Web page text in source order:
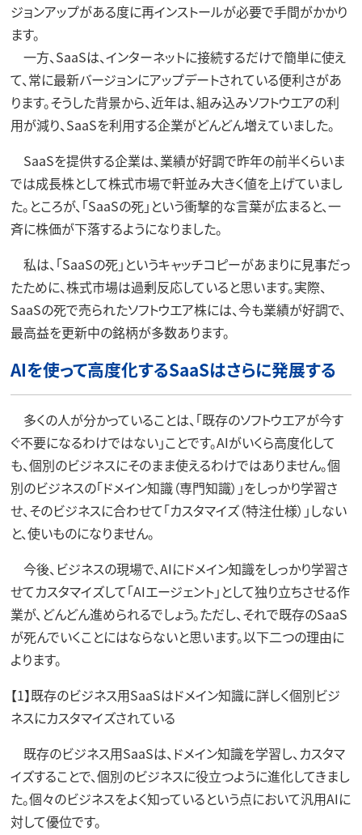
ジョンアップがある度に再インストールが必要で手間がかかり
ます。
一方、SaaSは、インターネットに接続するだけで簡単に使え
て、常に最新バージョンにアップデートされている便利さがあ
ります。そうした背景から、近年は、組み込みソフトウエアの利
用が減り、SaaSを利用する企業がどんどん増えていました。
SaaSを提供する企業は、業績が好調で昨年の前半くらいま
では成長株として株式市場で軒並み大きく値を上げていまし
た。ところが、「SaaSの死」という衝撃的な言葉が広まると、一
斉に株価が下落するようになりました。
私は、「SaaSの死」というキャッチコピーがあまりに見事だっ
たために、株式市場は過剰反応していると思います。実際、
SaaSの死で売られたソフトウエア株には、今も業績が好調で、
最高益を更新中の銘柄が多数あります。
AIを使って高度化するSaaSはさらに発展する
多くの人が分かっていることは、「既存のソフトウエアが今す
ぐ不要になるわけではない」ことです。AIがいくら高度化して
も、個別のビジネスにそのまま使えるわけではありません。個
別のビジネスの「ドメイン知識（専門知識）」をしっかり学習さ
せ、そのビジネスに合わせて「カスタマイズ（特注仕様）」しない
と、使いものになりません。
今後、ビジネスの現場で、AIにドメイン知識をしっかり学習さ
せてカスタマイズして「AIエージェント」として独り立ちさせる作
業が、どんどん進められるでしょう。ただし、それで既存のSaaS
が死んでいくことにはならないと思います。以下二つの理由に
よります。
【1】既存のビジネス用SaaSはドメイン知識に詳しく個別ビジ
ネスにカスタマイズされている
既存のビジネス用SaaSは、ドメイン知識を学習し、カスタマ
イズすることで、個別のビジネスに役立つように進化してきまし
た。個々のビジネスをよく知っているという点において汎用AIに
対して優位です。